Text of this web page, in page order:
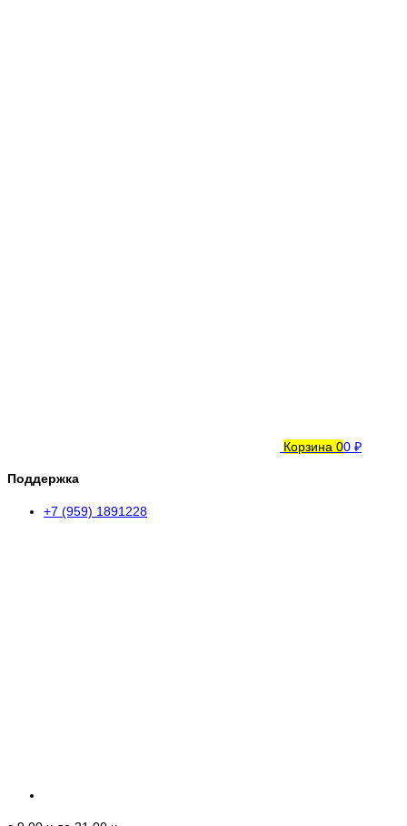
Корзина 00 ₽
Поддержка
+7 (959) 1891228